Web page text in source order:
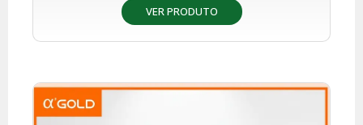
VER PRODUTO